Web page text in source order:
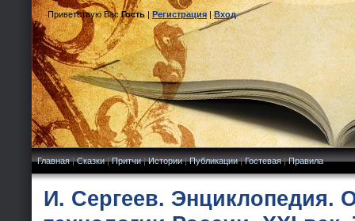
Приветствую Вас Гость|Регистрация|Вход
Главная|Сказки|Притчи|Истории|Публикации|Гостевая|Правила
И. Сергеев. Энциклопедия.